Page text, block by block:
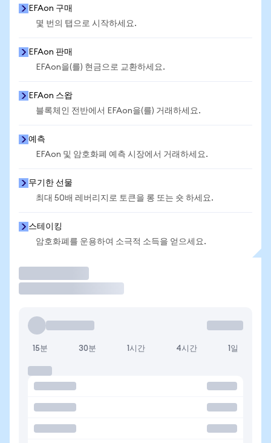
EFAon 구매
몇 번의 탭으로 시작하세요.
EFAon 판매
EFAon을(를) 현금으로 교환하세요.
EFAon 스왑
블록체인 전반에서 EFAon을(를) 거래하세요.
예측
EFAon 및 암호화폐 예측 시장에서 거래하세요.
무기한 선물
최대 50배 레버리지로 토큰을 롱 또는 숏 하세요.
스테이킹
암호화폐를 운용하여 소극적 소득을 얻으세요.
15분 30분 1시간 4시간 1일